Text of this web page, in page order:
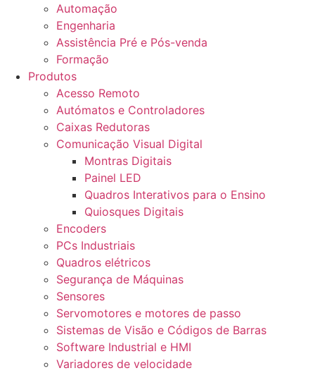
Automação
Engenharia
Assistência Pré e Pós-venda
Formação
Produtos
Acesso Remoto
Autómatos e Controladores
Caixas Redutoras
Comunicação Visual Digital
Montras Digitais
Painel LED
Quadros Interativos para o Ensino
Quiosques Digitais
Encoders
PCs Industriais
Quadros elétricos
Segurança de Máquinas
Sensores
Servomotores e motores de passo
Sistemas de Visão e Códigos de Barras
Software Industrial e HMI
Variadores de velocidade